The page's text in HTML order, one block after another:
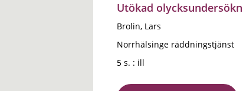
Utökad
Brolin, Lars
Norrhälsinge räddningstjänst
5 s. : ill